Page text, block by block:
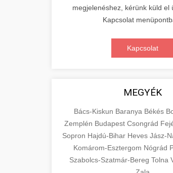
megjelenéshez, kérünk küld el
Kapcsolat
Kapcsolat
MEGYÉK
Bács-Kiskun Baranya Békés
Zemplén Budapest Csongrád
Sopron Hajdú-Bihar Heves Jász-
Komárom-Esztergom Nógrád
Szabolcs-Szatmár-Bereg Tolna